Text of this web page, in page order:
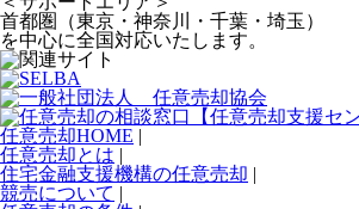
首都圏（東京・神奈川・千葉・埼玉）
を中心に全国対応いたします。
任意売却HOME |
任意売却とは |
住宅金融支援機構の任意売却 |
競売について |